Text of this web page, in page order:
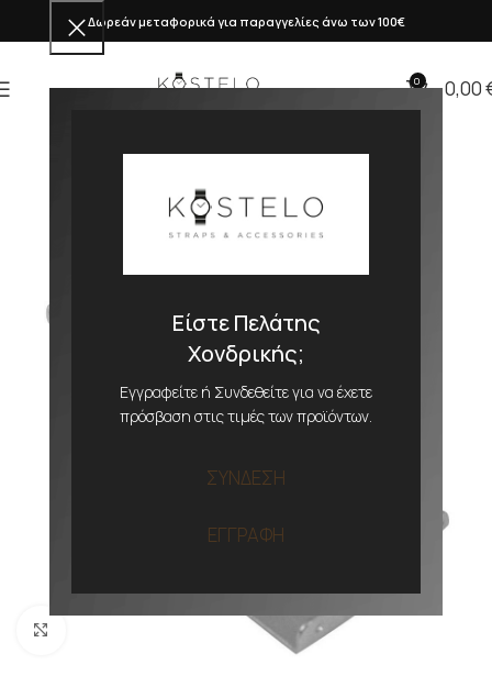
Είστε Πελάτης
Χονδρικής;
Εγγραφείτε ή Συνδεθείτε για να έχετε
πρόσβαση στις τιμές των προϊόντων.
ΣΥΝΔΕΣΗ
ΕΓΓΡΑΦΗ
Δωρεάν μεταφορικά για παραγγελίες άνω των 100€
0 0,00